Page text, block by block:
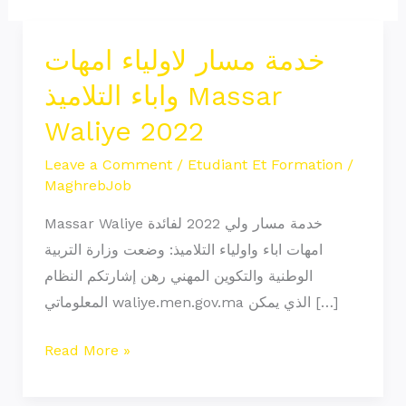
خدمة مسار لاولياء امهات
واباء التلاميذ Massar
Waliye 2022
Leave a Comment / Etudiant Et Formation /
MaghrebJob
Massar Waliye خدمة مسار ولي 2022 لفائدة
امهات اباء واولياء التلاميذ: وضعت وزارة التربية
الوطنية والتكوين المهني رهن إشارتكم النظام
المعلوماتي waliye.men.gov.ma الذي يمكن […]
خدمة
لاولياء
امهات
واباء
التلاميذ
Read More »